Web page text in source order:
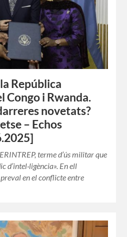
República
Congo i Rwanda.
novetats?
– Echos
terme d’ús militar que
d’intel·ligència». En ell
en el conflicte entre